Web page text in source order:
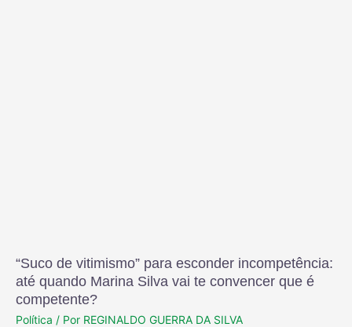
“Suco de vitimismo” para esconder incompetência:
até quando Marina Silva vai te convencer que é
competente?
Política / Por REGINALDO GUERRA DA SILVA